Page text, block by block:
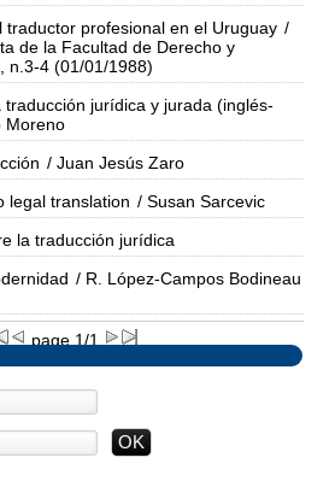
traductor profesional en el Uruguay /
de la Facultad de Derecho y
n.3-4 (01/01/1988)
traducción jurídica y jurada (inglés-
Moreno
/ Juan Jesús Zaro
legal translation / Susan Sarcevic
la traducción jurídica
/ R. López-Campos Bodineau
page 1/1